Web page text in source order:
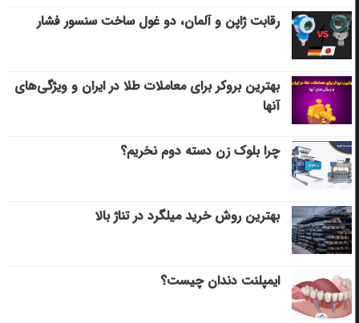
رقابت ژاپن و آلمان، دو غول ساخت سنسور فشار
بهترین بروکر برای معاملات طلا در ایران و ویژگی‌های
آنها
چرا بلوک زن دسته دوم نخریم؟
بهترین روش خرید میلگرد در تناژ بالا
ایمپلنت دندان چیست؟